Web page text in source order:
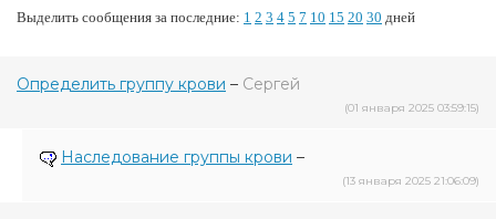
Выделить сообщения за последние: 1 2 3 4 5 7 10 15 20 30 дней
Определить группу крови – Сергей
(01 января 2025 03:59:15)
Наследование группы крови –
(13 января 2025 21:06:09)